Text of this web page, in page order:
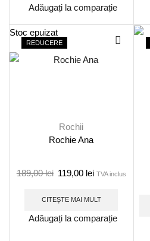
Adăugați la comparație
REDUCERE
Stoc epuizat
Rochii
Rochie Ana
189,00lei 119,00 lei TVA inclus
CITEȘTE MAI MULT
Adăugați la comparație